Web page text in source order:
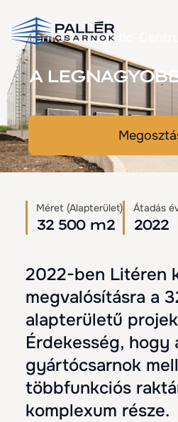
tartalomraTermelés-Logistic-
A
Méret (Alapterület)
32 500 m2
Átadás
2022
2022-ben Litéren
megvalósításra a
alapterületű
Érdekesség, hogy
gyártócsarnok
többfunkciós
komplexum része.